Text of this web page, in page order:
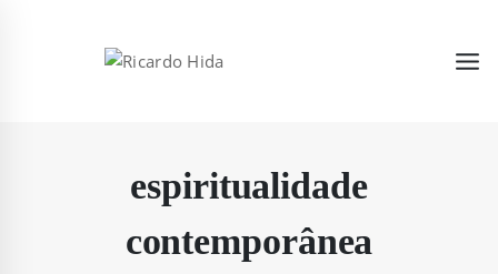
espiritualidade
contemporânea